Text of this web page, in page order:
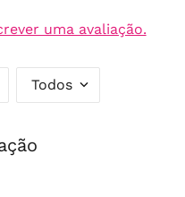
uma avaliação.
Todos